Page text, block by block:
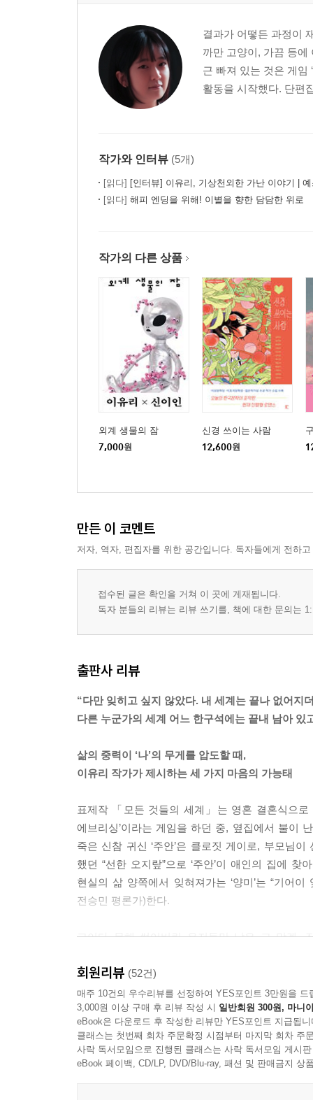
결과가 어떻든 과정이
까만 고양이, 가끔 등에
근 빠져 있는 것은 게임
활동을 시작했다. 단편
작가와 인터뷰 (5개)
[읽다] [인터뷰] 이유리, 기상천외한 가난 이야기 |
[읽다] 해피 엔딩을 위해! 이별을 향한 담담한 위로
작가의 다른 상품
외계 생물의 잠
7,000원
신경 쓰이는 사람
12,600원
만든 이 코멘트
저자, 역자, 편집자를 위한 공간입니다. 독자들에게 전하
접수된 글은 확인을 거쳐 이 곳에 게재됩니다.
독자 분들의 리뷰는 리뷰 쓰기를, 책에 대한 문의는
출판사 리뷰
“다만 잊히고 싶지 않았다. 내 세계는 끝나 없어지
다른 누군가의 세계 어느 한구석에는 끝내 남아 있
삶의 중력이 ‘나’의 무게를 압도할 때,
이유리 작가가 제시하는 세 가지 마음의 가능태
표제작 「모든 것들의 세계」는 영혼 결혼식으로
에브리싱’이라는 게임을 하던 중, 옆집에서 불이
죽은 신참 귀신 ‘주안’은 클로짓 게이로, 부모님
했던 “선한 오지랖”으로 ‘주안’이 애인의 집에
현실의 삶 양쪽에서 잊혀져가는 ‘양미’는 “기어
전승민 평론가)한다.
고이다 못해 썩어버린 유저들만 남은 그 망겜,
제대로 된 식사를 하시길.
(「모든 것들의 세계」, 40~41쪽)
「마음소라」의 주인공 ‘양고미’는 전 남자친구 ‘
것. 마음소라란 “마치 별주부전의 토끼 간처럼”(
대면 속마음이 숨김없이 들려오고, 누군가에게
회원리뷰 (52건)
매주 10건의 우수리뷰를 선정하여 YES포인트 3만원을 드
3,000원 이상 구매 후 리뷰 작성 시 일반회원 300원, 마니
eBook은 다운로드 후 작성한 리뷰만 YES포인트 지급됩니
클래스는 첫번째 회차 주문확정 시점부터 마지막 회차 주
사락 독서모임으로 진행된 클래스는 사락 독서모임 게시
eBook 페이백, CD/LP, DVD/Blu-ray, 패션 및 판매금지 상